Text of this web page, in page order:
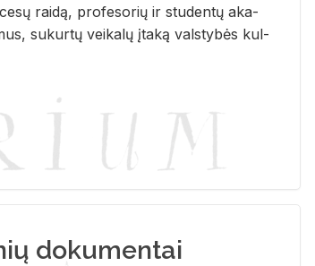
rai­dą, pro­fe­so­rių ir stu­den­tų aka­
su­kur­tų vei­ka­lų įta­ką vals­ty­bės kul­
dokumentai